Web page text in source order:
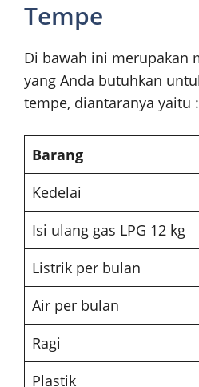
Tempe
Di bawah ini merupakan
yang Anda butuhkan
tempe, diantaranya yaitu :
Barang
Kedelai
Isi ulang gas LPG 12 kg
Listrik per bulan
Air per bulan
Ragi
Plastik